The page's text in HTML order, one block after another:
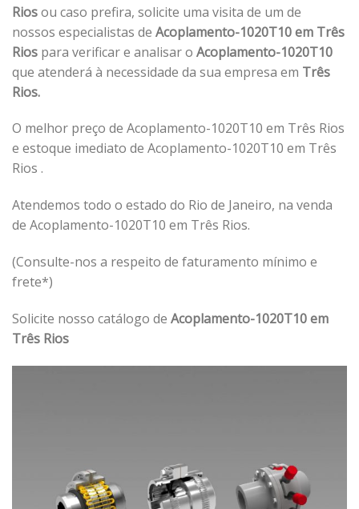
Riosou caso prefira, solicite uma visita de um de
nossos especialistas de Acoplamento-1020T10 em Três
Rios para verificar e analisar o Acoplamento-1020T10
que atenderá à necessidade da sua empresa em Três
Rios.
O melhor preço de Acoplamento-1020T10 em Três Rios
e estoque imediato de Acoplamento-1020T10 em Três
Rios .
Atendemos todo o estado do Rio de Janeiro, na venda
de Acoplamento-1020T10 em Três Rios.
(Consulte-nos a respeito de faturamento mínimo e
frete*)
Solicite nosso catálogo de Acoplamento-1020T10 em
Três Rios